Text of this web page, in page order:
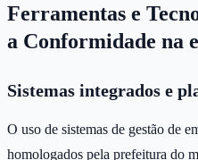
Ferramentas e
a Conformidade na
Sistemas integrados e
O uso de sistemas de gestão de
homologados pela prefeitura do